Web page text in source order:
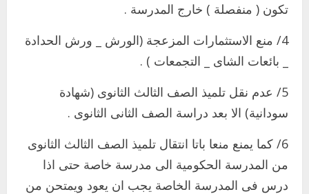
تكون ( منفصلة ) خارج المدرسة .
4/ منع الاستثمارات المزعجة (الورش _ ورش الحدادة
_ بائعات الشاى _ التجمعات ) .
5/ عدم نقل تلميذ الصف الثالث الثانوى (شهادة
سودانية) الا بعد دراسة الصف الثانى الثانوى .
6/ كما يمنع منعا باتا انتقال تلميذ الصف الثالث الثانوى
من المدرسة الحكومية الى مدرسة خاصة حتى اذا
درس فى المدرسة الخاصة يجب ان يعود ويمتحن من